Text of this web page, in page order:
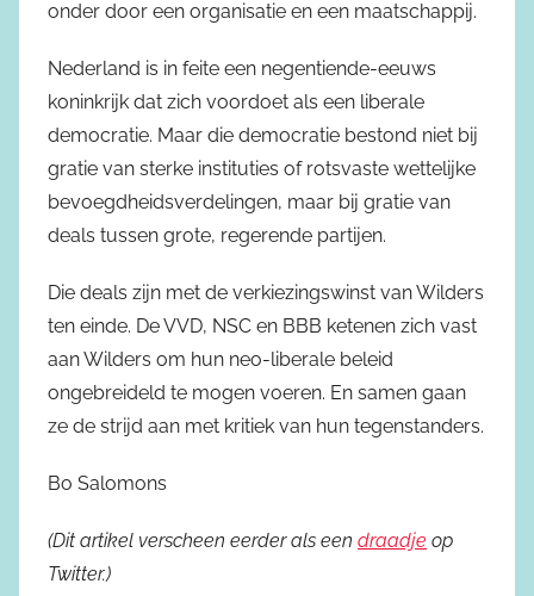
onder door een organisatie en een maatschappij.
Nederland is in feite een negentiende-eeuws
koninkrijk dat zich voordoet als een liberale
democratie. Maar die democratie bestond niet bij
gratie van sterke instituties of rotsvaste wettelijke
bevoegdheidsverdelingen, maar bij gratie van
deals tussen grote, regerende partijen.
Die deals zijn met de verkiezingswinst van Wilders
ten einde. De VVD, NSC en BBB ketenen zich vast
aan Wilders om hun neo-liberale beleid
ongebreideld te mogen voeren. En samen gaan
ze de strijd aan met kritiek van hun tegenstanders.
Bo Salomons
(Dit artikel verscheen eerder als een draadje op
Twitter.)